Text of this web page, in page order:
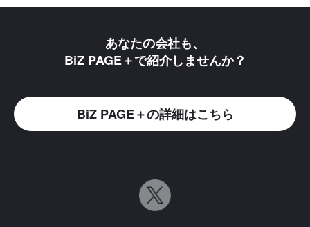
あなたの会社も、
BiZ PAGE＋で紹介しませんか？
BiZ PAGE＋の詳細はこちら